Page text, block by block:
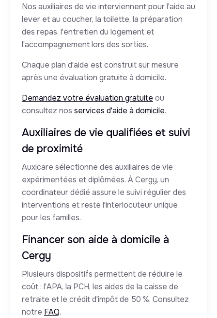
Nos auxiliaires de vie interviennent pour l'aide au
lever et au coucher, la toilette, la préparation
des repas, l'entretien du logement et
l'accompagnement lors des sorties.
Chaque plan d'aide est construit sur mesure
après une évaluation gratuite à domicile.
Demandez votre évaluation gratuite ou
consultez nos services d'aide à domicile.
Auxiliaires de vie qualifiées et suivi
de proximité
Auxicare sélectionne des auxiliaires de vie
expérimentées et diplômées. À Cergy, un
coordinateur dédié assure le suivi régulier des
interventions et reste l'interlocuteur unique
pour les familles.
Financer son aide à domicile à
Cergy
Plusieurs dispositifs permettent de réduire le
coût : l'APA, la PCH, les aides de la caisse de
retraite et le crédit d'impôt de 50 %. Consultez
notre FAQ.